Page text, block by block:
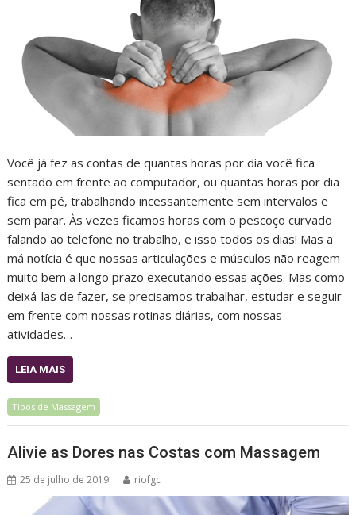
Você já fez as contas de quantas horas por dia você fica
sentado em frente ao computador, ou quantas horas por dia
fica em pé, trabalhando incessantemente sem intervalos e
sem parar. Às vezes ficamos horas com o pescoço curvado
falando ao telefone no trabalho, e isso todos os dias! Mas a
má notícia é que nossas articulações e músculos não reagem
muito bem a longo prazo executando essas ações. Mas como
deixá-las de fazer, se precisamos trabalhar, estudar e seguir
em frente com nossas rotinas diárias, com nossas
atividades…
LEIA MAIS
Tipos de Massagem
Alivie as Dores nas Costas com Massagem
25 de julho de 2019 riofgc